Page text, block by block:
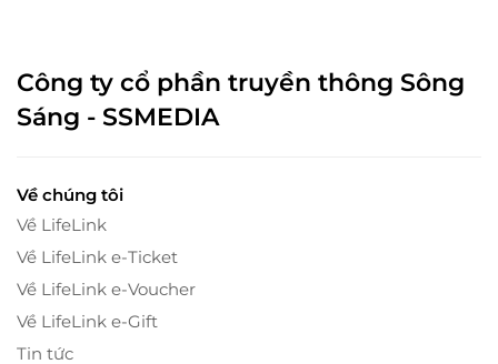
Công ty cổ phần truyền thông Sông
Sáng - SSMEDIA
Về chúng tôi
Về LifeLink
Về LifeLink e-Ticket
Về LifeLink e-Voucher
Về LifeLink e-Gift
Tin tức